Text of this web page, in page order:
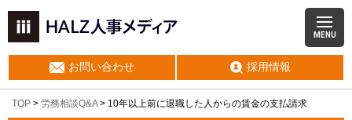
MENU
お問い合わせ 採用情報
TOP > 労務相談Q&A> 10年以上前に退職した人からの賃金の支払請求